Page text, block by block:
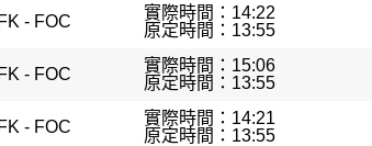
- FOC
實際時間：14:22
原定時間：13:55
- FOC
實際時間：15:06
原定時間：13:55
- FOC
實際時間：14:21
原定時間：13:55